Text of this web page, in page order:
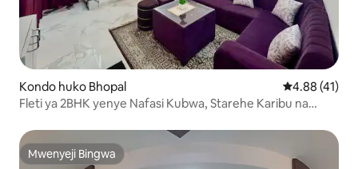
Kondo huko Bhopal Ukadiriaji wa
4.88 (41)
Fleti ya 2BHK yenye Nafasi Kubwa, Starehe Karibu na
Mwenyeji Bingwa
Mwenyeji Bingwa